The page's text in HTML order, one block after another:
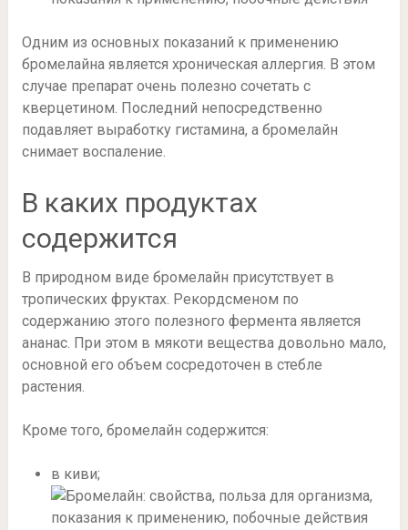
Одним из основных показаний к применению
бромелайна является хроническая аллергия. В этом
случае препарат очень полезно сочетать с
кверцетином. Последний непосредственно
подавляет выработку гистамина, а бромелайн
снимает воспаление.
В каких продуктах
содержится
В природном виде бромелайн присутствует в
тропических фруктах. Рекордсменом по
содержанию этого полезного фермента является
ананас. При этом в мякоти вещества довольно мало,
основной его объем сосредоточен в стебле
растения.
Кроме того, бромелайн содержится:
в киви;